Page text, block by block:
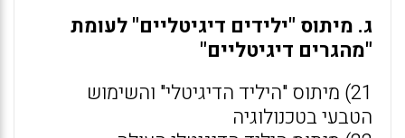
ג. מיתוס "ילידים דיגיטליים" לעומת
"מהגרים דיגיטליים"
21) מיתוס "היליד הדיגיטלי" והשימוש
הטבעי בטכנולוגיה